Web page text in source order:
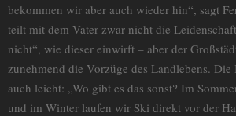
bekommen wir aber auch wieder hin“, sagt
teilt mit dem Vater zwar nicht die
nicht“, wie dieser einwirft – aber der
zunehmend die Vorzüge des Landlebens.
auch leicht: „Wo gibt es das sonst? Im
und im Winter laufen wir Ski direkt vor der